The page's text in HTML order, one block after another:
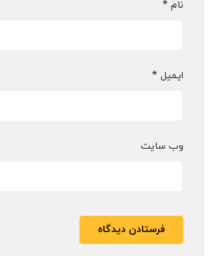
نام *
ایمیل *
وب‌ سایت